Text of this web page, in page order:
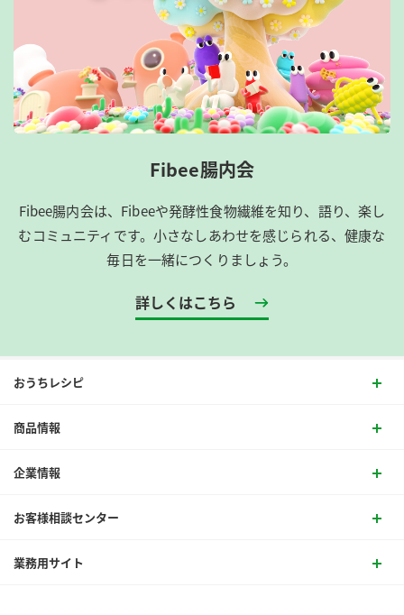
Fibee腸内会
Fibee腸内会は、​Fibeeや発酵性食物繊維を知り、語り、楽し
むコミュニティです。​小さなしあわせを感じられる、健康な
毎日を一緒につくりましょう。
詳しくはこちら
おうちレシピ
商品情報
企業情報
お客様相談センター
業務用サイト